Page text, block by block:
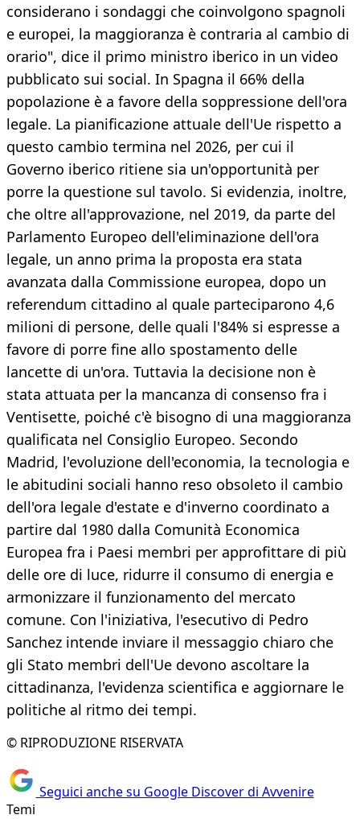
considerano i sondaggi che coinvolgono spagnoli
e europei, la maggioranza è contraria al cambio di
orario", dice il primo ministro iberico in un video
pubblicato sui social. In Spagna il 66% della
popolazione è a favore della soppressione dell'ora
legale. La pianificazione attuale dell'Ue rispetto a
questo cambio termina nel 2026, per cui il
Governo iberico ritiene sia un'opportunità per
porre la questione sul tavolo. Si evidenzia, inoltre,
che oltre all'approvazione, nel 2019, da parte del
Parlamento Europeo dell'eliminazione dell'ora
legale, un anno prima la proposta era stata
avanzata dalla Commissione europea, dopo un
referendum cittadino al quale parteciparono 4,6
milioni di persone, delle quali l'84% si espresse a
favore di porre fine allo spostamento delle
lancette di un'ora. Tuttavia la decisione non è
stata attuata per la mancanza di consenso fra i
Ventisette, poiché c'è bisogno di una maggioranza
qualificata nel Consiglio Europeo. Secondo
Madrid, l'evoluzione dell'economia, la tecnologia e
le abitudini sociali hanno reso obsoleto il cambio
dell'ora legale d'estate e d'inverno coordinato a
partire dal 1980 dalla Comunità Economica
Europea fra i Paesi membri per approfittare di più
delle ore di luce, ridurre il consumo di energia e
armonizzare il funzionamento del mercato
comune. Con l'iniziativa, l'esecutivo di Pedro
Sanchez intende inviare il messaggio chiaro che
gli Stato membri dell'Ue devono ascoltare la
cittadinanza, l'evidenza scientifica e aggiornare le
politiche al ritmo dei tempi.
© RIPRODUZIONE RISERVATA
Seguici anche su Google Discover di Avvenire
Temi